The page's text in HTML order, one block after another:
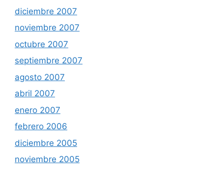
diciembre 2007
noviembre 2007
octubre 2007
septiembre 2007
agosto 2007
abril 2007
enero 2007
febrero 2006
diciembre 2005
noviembre 2005